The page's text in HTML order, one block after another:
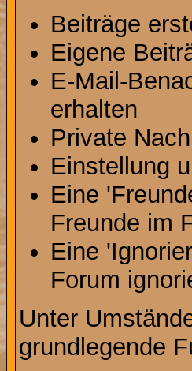
Beiträge
Eigene
E-Mail-
erhalten
Private
Einstellung
Eine
Freunde im
Eine
Forum
Unter
grundlegende